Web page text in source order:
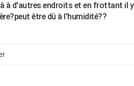
à d'autres endroits et en frottant il
être dû à l'humidité??